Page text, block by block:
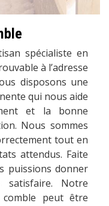
spécialiste en
à l’adresse
disposons une
qui nous aide
et la bonne
Nous sommes
tout en
attendus. Faite
puissions donner
Notre
peut être